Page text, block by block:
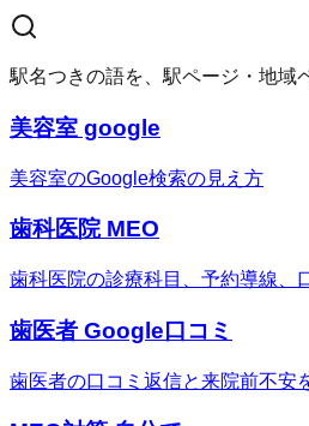
駅名つきの語を、駅ページ・地域
美容室 google
美容室のGoogle検索の見え方
歯科医院 MEO
歯科医院の診療科目、予約導線、
歯医者 Google口コミ
歯医者の口コミ返信と来院前不安